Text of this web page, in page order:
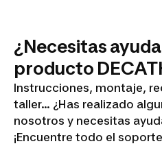
¿Necesitas
producto
Instrucciones, montaje,
taller... ¿Has realizado
nosotros y necesitas
¡Encuentre todo el